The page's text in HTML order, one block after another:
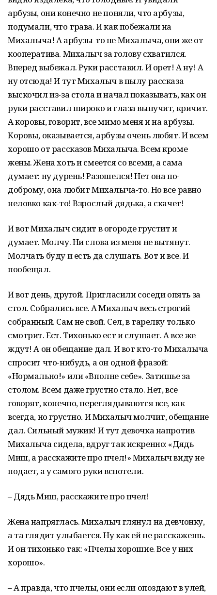
арбузы, они конечно не поняли, что арбузы,
подумали, что трава. И как побежали на
Михалыча! А арбузы-то не Михалыча, они же от
кооператива. Михалыч за голову схватился.
Вперед выбежал. Руки расставил. И орет! А ну! А
ну отсюда! И тут Михалыч в пылу рассказа
выскочил из-за стола и начал показывать, как он
руки расставил широко и глаза выпучит, кричит.
А коровы, говорит, все мимо меня и на арбузы.
Коровы, оказывается, арбузы очень любят. И всем
хорошо от рассказов Михалыча. Всем кроме
жены. Жена хоть и смеется со всеми, а сама
думает: ну дурень! Разошелся! Нет она по-
доброму, она любит Михалыча-то. Но все равно
неловко как-то! Взрослый дядька, а скачет!
И вот Михалыч сидит в огороде грустит и
думает. Молчу. Ни слова из меня не вытянут.
Молчать буду и есть да слушать. Вот и все. И
пообещал.
И вот день, другой. Пригласили соседи опять за
стол. Собрались все. А Михалыч весь строгий
собранный. Сам не свой. Сел, в тарелку только
смотрит. Ест. Тихонько ест и слушает. А все же
ждут! А он обещание дал. И вот кто-то Михалыча
спросит что-нибудь, а он одной фразой:
«Нормально!» или «Вполне себе». Затишье за
столом. Всем даже грустно стало. Нет, все
говорят, конечно, переглядываются все, как
всегда, но грустно. И Михалыч молчит, обещание
дал. Сильный мужик! И тут девочка напротив
Михалыча сидела, вдруг так искренно: «Дядь
Миш, а расскажите про пчел!» Михалыч виду не
подает, а у самого руки вспотели.
– Дядь Миш, расскажите про пчел!
Жена напряглась. Михалыч глянул на девчонку,
а та глядит улыбается. Ну как ей не расскажешь.
И он тихонько так: «Пчелы хорошие. Все у них
хорошо».
– А правда, что пчелы, они если опоздают в улей,